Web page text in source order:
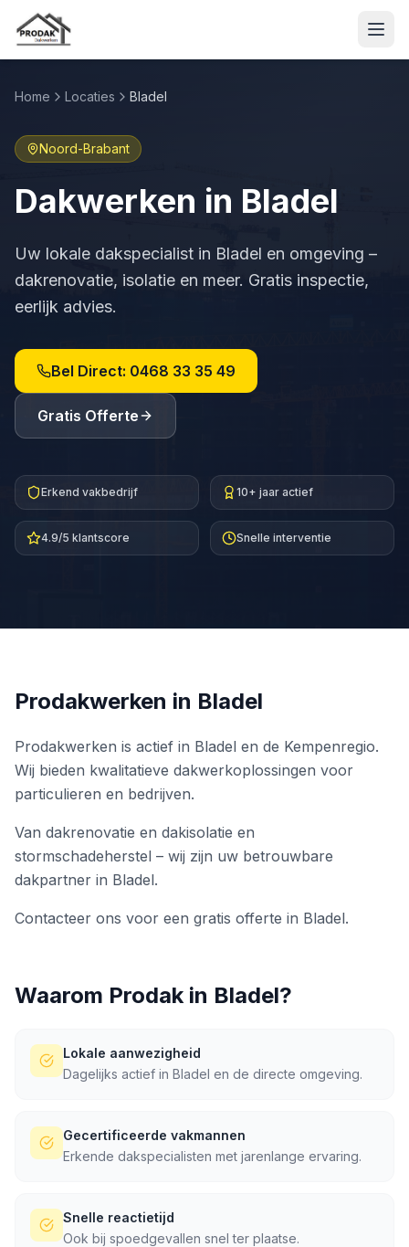
Home Locaties Bladel
Noord-Brabant
Dakwerken in Bladel
Uw lokale dakspecialist in Bladel en omgeving –
dakrenovatie, isolatie en meer. Gratis inspectie,
eerlijk advies.
Bel Direct: 0468 33 35 49
Gratis Offerte
Erkend vakbedrijf 10+ jaar actief
4.9/5 klantscore Snelle interventie
Prodakwerken in Bladel
Prodakwerken is actief in Bladel en de Kempenregio.
Wij bieden kwalitatieve dakwerkoplossingen voor
particulieren en bedrijven.
Van dakrenovatie en dakisolatie en
stormschadeherstel – wij zijn uw betrouwbare
dakpartner in Bladel.
Contacteer ons voor een gratis offerte in Bladel.
Waarom Prodak in Bladel?
Lokale aanwezigheid
Dagelijks actief in Bladel en de directe omgeving.
Gecertificeerde vakmannen
Erkende dakspecialisten met jarenlange ervaring.
Snelle reactietijd
Ook bij spoedgevallen snel ter plaatse.